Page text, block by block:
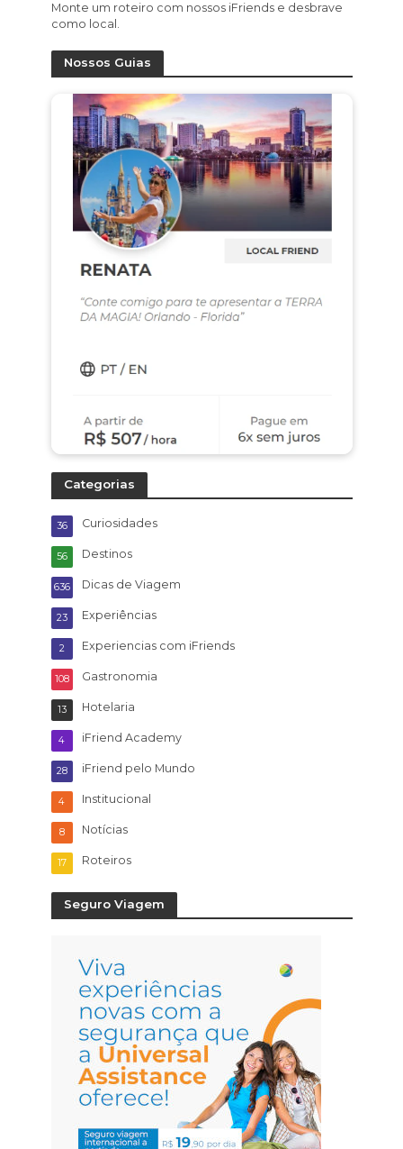
Monte um roteiro com nossos iFriends e desbrave
como local.
Nossos Guias
Categorias
Curiosidades
36
Destinos
56
Dicas de Viagem
636
Experiências
23
Experiencias com iFriends
2
Gastronomia
108
Hotelaria
13
iFriend Academy
4
iFriend pelo Mundo
28
Institucional
4
Notícias
8
Roteiros
17
Seguro Viagem